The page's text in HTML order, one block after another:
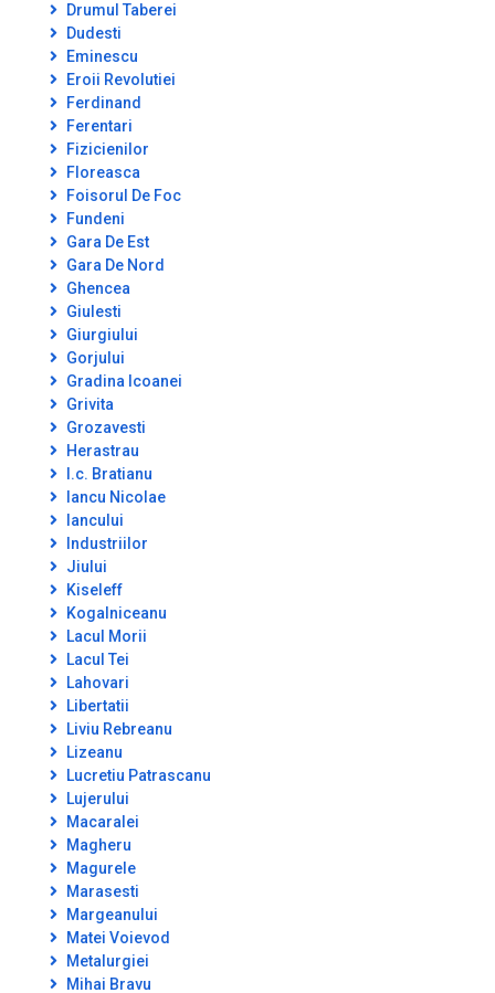
Drumul Taberei
Dudesti
Eminescu
Eroii Revolutiei
Ferdinand
Ferentari
Fizicienilor
Floreasca
Foisorul De Foc
Fundeni
Gara De Est
Gara De Nord
Ghencea
Giulesti
Giurgiului
Gorjului
Gradina Icoanei
Grivita
Grozavesti
Herastrau
I.c. Bratianu
Iancu Nicolae
Iancului
Industriilor
Jiului
Kiseleff
Kogalniceanu
Lacul Morii
Lacul Tei
Lahovari
Libertatii
Liviu Rebreanu
Lizeanu
Lucretiu Patrascanu
Lujerului
Macaralei
Magheru
Magurele
Marasesti
Margeanului
Matei Voievod
Metalurgiei
Mihai Bravu